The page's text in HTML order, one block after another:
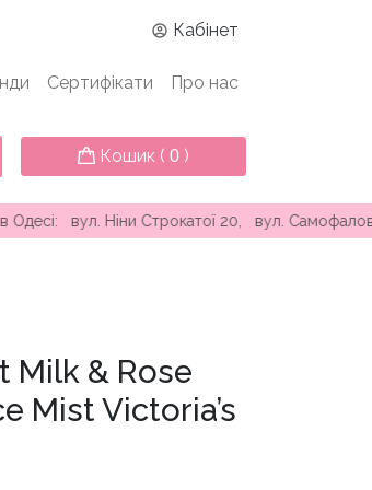
Кабінет
Сертифікати Про нас
Кошик ( 0 )
Ніни Строкатої 20, вул. Самофалова (
Milk & Rose
Mist Victoria’s